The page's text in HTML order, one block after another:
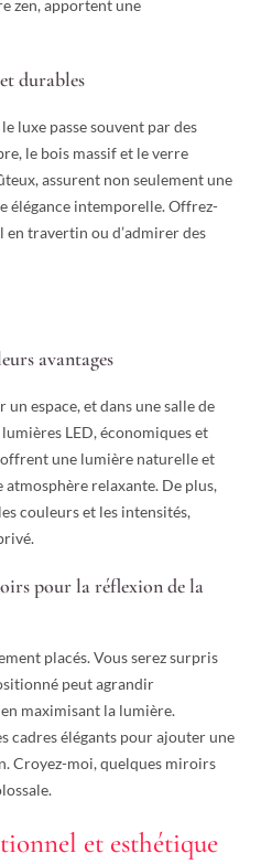
zen, apportent une
durables
luxe passe souvent par des
le bois massif et le verre
assurent non seulement une
élégance intemporelle. Offrez-
travertin ou d’admirer des
avantages
un espace, et dans une salle de
LED, économiques et
une lumière naturelle et
relaxante. De plus,
couleurs et les intensités,
pour la réflexion de la
placés. Vous serez surpris
peut agrandir
maximisant la lumière.
cadres élégants pour ajouter une
Croyez-moi, quelques miroirs
et esthétique